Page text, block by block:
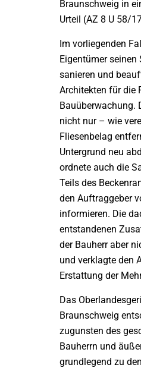
Braunschweig in
Urteil (AZ 8 U 58/
Im vorliegenden
Eigentümer
sanieren und
Architekten für die
Bauüberwachung.
nicht nur – wie
Fliesenbelag
Untergrund neu
ordnete auch die
Teils des
den Auftraggeber
informieren. Die
entstandenen
der Bauherr aber
und verklagte den
Erstattung der
Das
Braunschweig
zugunsten des
Bauherrn und
grundlegend zu